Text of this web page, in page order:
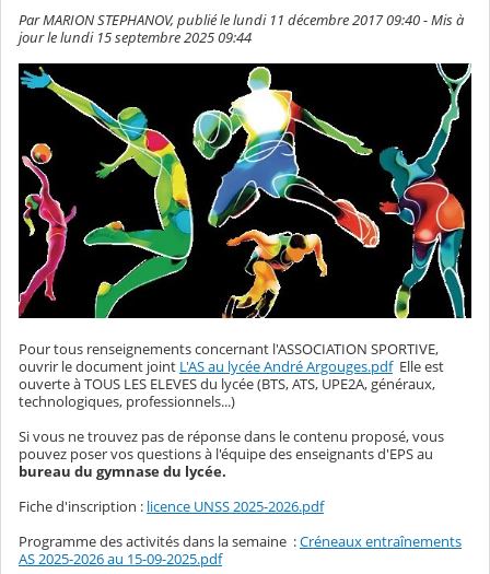
Par MARION STEPHANOV, publié le lundi 11 décembre 2017 09:40 - Mis à
jour le lundi 15 septembre 2025 09:44
Pour tous renseignements concernant l'ASSOCIATION SPORTIVE,
ouvrir le document joint L'AS au lycée André Argouges.pdfElle est
ouverte à TOUS LES ELEVES du lycée (BTS, ATS, UPE2A, généraux,
technologiques, professionnels...)
Si vous ne trouvez pas de réponse dans le contenu proposé, vous
pouvez poser vos questions à l'équipe des enseignants d'EPS au
bureau du gymnase du lycée.
Fiche d'inscription : licence UNSS 2025-2026.pdf
Programme des activités dans la semaine :Créneaux entraînements
AS 2025-2026 au 15-09-2025.pdf